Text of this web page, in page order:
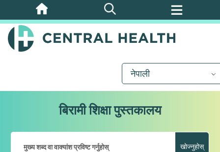
मुख्य
सामग्रीमा
जानुहोस्
नेपाली
बिरामी शिक्षा पुस्तकालय
खोज्नुहोस्